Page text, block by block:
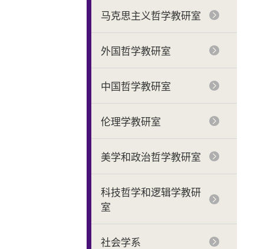
马克思主义哲学教研室
外国哲学教研室
中国哲学教研室
伦理学教研室
美学和政治哲学教研室
科技哲学和逻辑学教研
室
社会学系